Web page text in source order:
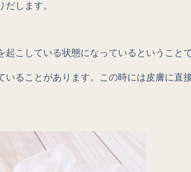
します。
こしている状態になっているということで
ることがあります。この時には皮膚に直